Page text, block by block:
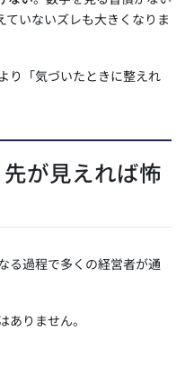
ていないズレも大きくなりま
り「気づいたときに整えれ
が見えれば怖
る過程で多くの経営者が通
りません。